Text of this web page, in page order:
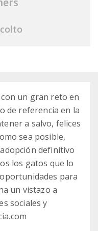
un gran reto en
de referencia en la
a salvo, felices
sea posible,
definitivo
los gatos que lo
para
un vistazo a
sociales y